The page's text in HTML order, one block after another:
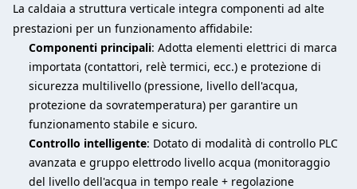
La caldaia a struttura verticale integra componenti ad alte
prestazioni per un funzionamento affidabile:
Componenti principali: Adotta elementi elettrici di marca
importata (contattori, relè termici, ecc.) e protezione di
sicurezza multilivello (pressione, livello dell'acqua,
protezione da sovratemperatura) per garantire un
funzionamento stabile e sicuro.
Controllo intelligente: Dotato di modalità di controllo PLC
avanzata e gruppo elettrodo livello acqua (monitoraggio
del livello dell'acqua in tempo reale + regolazione